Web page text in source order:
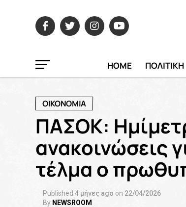
HOME ΠΟΛΙΤΙΚΗ
ΟΙΚΟΝΟΜΙΑ
ΠΑΣΟΚ:
ανακοινώσεις
τέλμα ο
Published 4 μήνες ago on 22/04/2026
By NEWSROOM